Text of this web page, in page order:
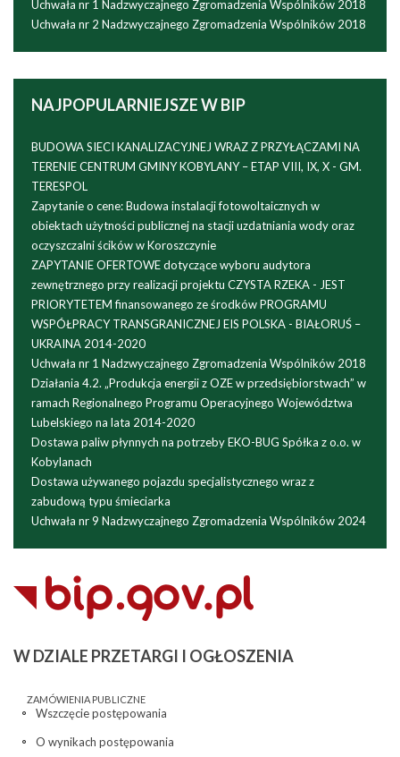
Uchwała nr 1 Nadzwyczajnego Zgromadzenia Wspólników 2018
Uchwała nr 2 Nadzwyczajnego Zgromadzenia Wspólników 2018
NAJPOPULARNIEJSZEW BIP
BUDOWA SIECI KANALIZACYJNEJ WRAZ Z PRZYŁĄCZAMI NA
TERENIE CENTRUM GMINY KOBYLANY – ETAP VIII, IX, X - GM.
TERESPOL
Zapytanie o cene: Budowa instalacji fotowoltaicznych w
obiektach użytności publicznej na stacji uzdatniania wody oraz
oczyszczalni ścików w Koroszczynie
ZAPYTANIE OFERTOWE dotyczące wyboru audytora
zewnętrznego przy realizacji projektu CZYSTA RZEKA - JEST
PRIORYTETEM finansowanego ze środków PROGRAMU
WSPÓŁPRACY TRANSGRANICZNEJ EIS POLSKA - BIAŁORUŚ –
UKRAINA 2014-2020
Uchwała nr 1 Nadzwyczajnego Zgromadzenia Wspólników 2018
Działania 4.2. „Produkcja energii z OZE w przedsiębiorstwach” w
ramach Regionalnego Programu Operacyjnego Województwa
Lubelskiego na lata 2014-2020
Dostawa paliw płynnych na potrzeby EKO-BUG Spółka z o.o. w
Kobylanach
Dostawa używanego pojazdu specjalistycznego wraz z
zabudową typu śmieciarka
Uchwała nr 9 Nadzwyczajnego Zgromadzenia Wspólników 2024
WDZIALE PRZETARGI I OGŁOSZENIA
ZAMÓWIENIA PUBLICZNE
Wszczęcie postępowania
O wynikach postępowania